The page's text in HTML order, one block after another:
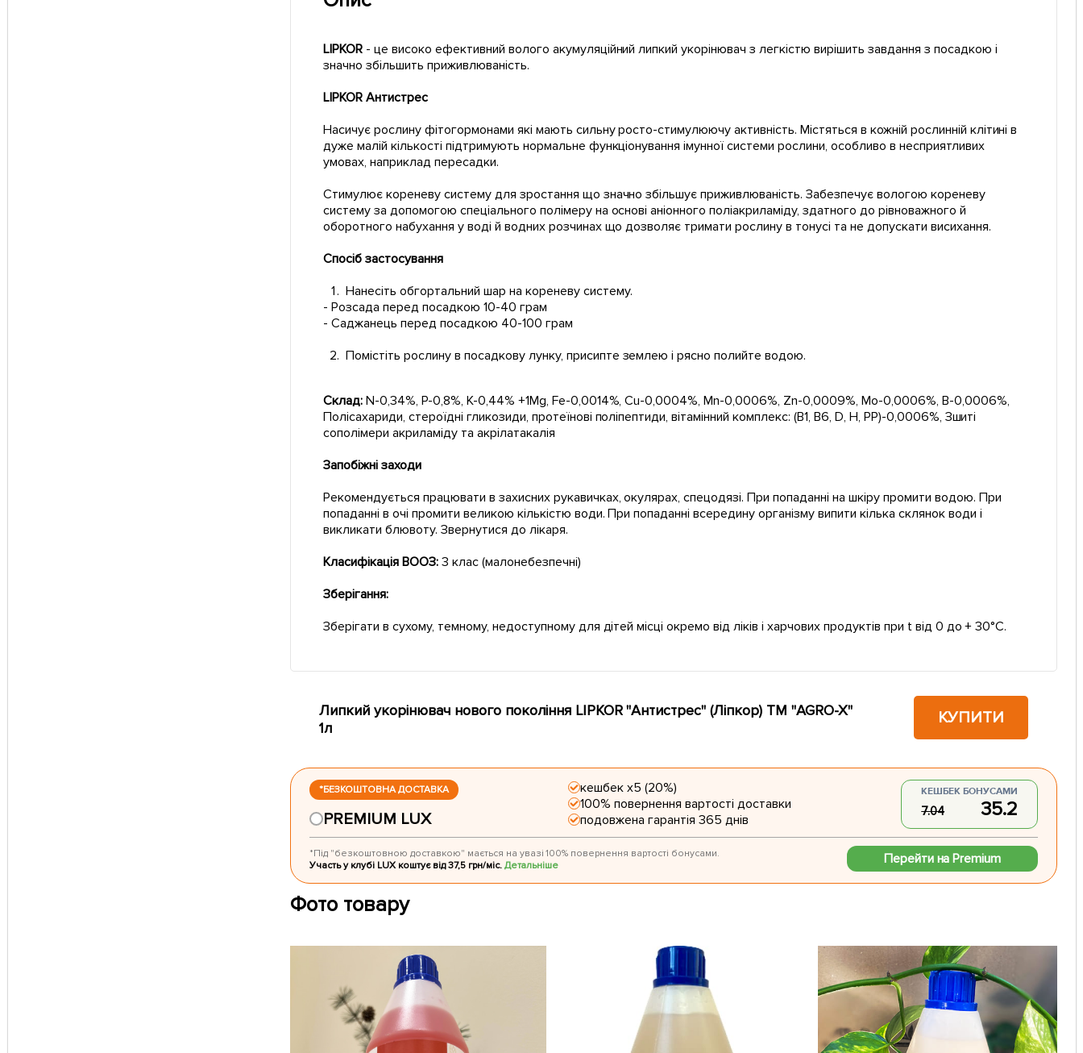
LIPKOR - це високо ефективний волого акумуляційний липкий укорінювач з легкістю вирішить завдання з посадкою і
значно збільшить приживлюваність.
LIPKOR Антистрес
Насичує рослину фітогормонами які мають сильну росто-стимулюючу активність. Містяться в кожній рослинній клітині в
дуже малій кількості підтримують нормальне функціонування імунної системи рослини, особливо в несприятливих
умовах, наприклад пересадки.
Стимулює кореневу систему для зростання що значно збільшує приживлюваність. Забезпечує вологою кореневу
систему за допомогою спеціального полімеру на основі аніонного поліакриламіду, здатного до рівноважного й
оборотного набухання у воді й водних розчинах що дозволяє тримати рослину в тонусі та не допускати висихання.
Спосіб застосування
Нанесіть обгортальний шар на кореневу систему.
- Розсада перед посадкою 10-40 грам
- Саджанець перед посадкою 40-100 грам
Помістіть рослину в посадкову лунку, присипте землею і рясно полийте водою.
Склад: N-0,34%, P-0,8%, K-0,44% +1Mg, Fe-0,0014%, Cu-0,0004%, Mn-0,0006%, Zn-0,0009%, Mo-0,0006%, B-0,0006%,
Полісахариди, стероїдні гликозиди, протеїнові поліпептиди, вітамінний комплекс: (B1, B6, D, H, PP)-0,0006%, Зшиті
сополімери акриламіду та акрілатакалія
Запобіжні заходи
Рекомендується працювати в захисних рукавичках, окулярах, спецодязі. При попаданні на шкіру промити водою. При
попаданні в очі промити великою кількістю води. При попаданні всередину організму випити кілька склянок води і
викликати блювоту. Звернутися до лікаря.
Класифікація ВООЗ:3 клас (малонебезпечні)
Зберігання:
Зберігати в сухому, темному, недоступному для дітей місці окремо від ліків і харчових продуктів при t від 0 до + 30°C.
Липкий укорінювач нового покоління LIPKOR "Антистрес" (Ліпкор) ТМ "AGRO-X"
1л
КУПИТИ
*БЕЗКОШТОВНА ДОСТАВКА
PREMIUM LUX
кешбек х5 (20%)
100% повернення вартості доставки
подовжена гарантія 365 днів
КЕШБЕК БОНУСАМИ
7.04 35.2
*Під "безкоштовною доставкою" мається на увазі 100% повернення вартості бонусами.
Участь у клубі LUX коштує від 37,5 грн/міс. Детальніше Перейти на Premium
Фото товару